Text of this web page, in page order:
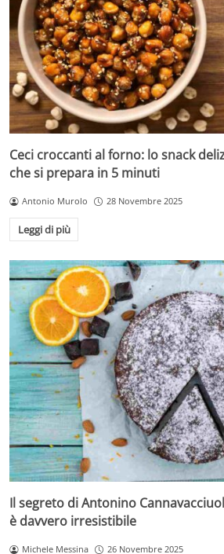
Ceci croccanti al forno: lo snack
che si prepara in 5 minuti
Antonio Murolo 28 Novembre 2025
Leggi di più
Il segreto di Antonino
è davvero irresistibile
Michele Messina 26 Novembre 2025